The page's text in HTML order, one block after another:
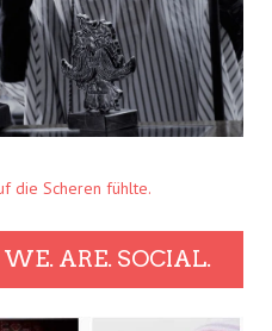
die Scheren fühlte.
ARE. SOCIAL.